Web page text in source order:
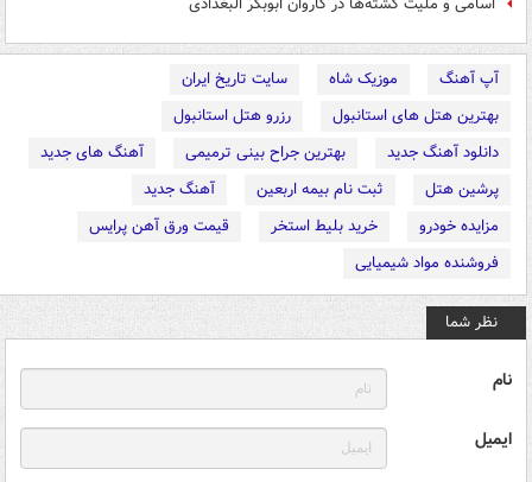
آپ آهنگ موزیک شاه
سایت تاریخ ایران
بهترین هتل های استانبول
رزرو هتل استانبول
دانلود آهنگ جدید
بهترین جراح بینی ترمیمی
آهنگ های جدید
پرشین هتل
ثبت نام بیمه اربعین
آهنگ جدید
مزایده خودرو
خرید بلیط استخر
قیمت ورق آهن پرایس
فروشنده مواد شیمیایی
نظر شما
نام
ایمیل